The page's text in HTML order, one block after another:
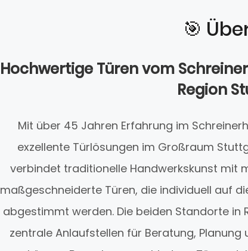
🎯️
Hochwertige Türen vom
Region
Mit über 45 Jahren Erfahrung im
exzellente Türlösungen im Großraum
verbindet traditionelle Handwerkskunst mit
maßgeschneiderte Türen, die individuell auf
abgestimmt werden. Die beiden Standorte in
zentrale Anlaufstellen für Beratung,